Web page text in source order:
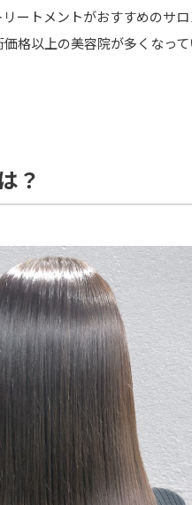
ートメントがおすすめのサロ
格以上の美容院が多くなっ
？